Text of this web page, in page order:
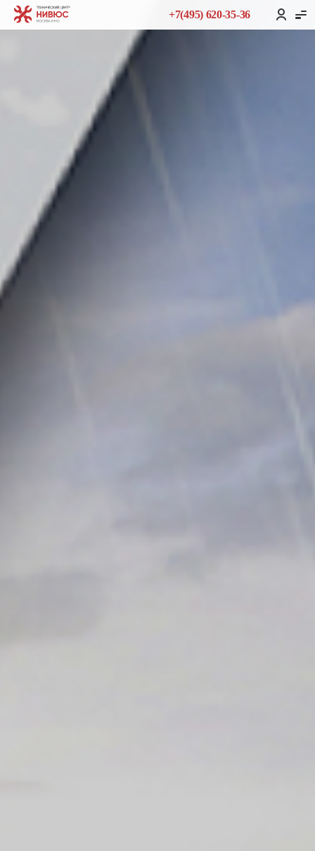
+7(495) 620-35-36